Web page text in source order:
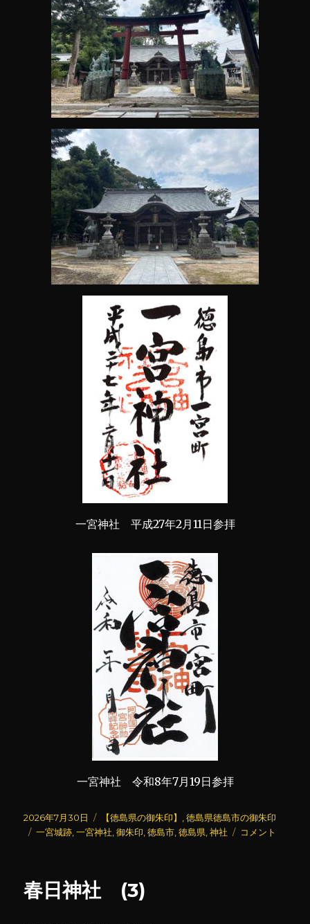
一宮神社 平成27年2月11日参拝
一宮神社 令和8年7月19日参拝
投
稿
2026年7月30日
カ
テ
【徳島県の御朱印】 ,徳島県徳島市の御朱印
タ
一宮城跡 ,一宮神社 ,御朱印 ,徳島市 ,徳島県 ,神社
一
コメント
春日神社 (3)